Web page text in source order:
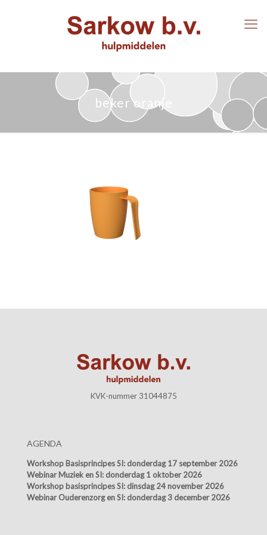
beker oranje
KVK-nummer 31044875
AGENDA
Workshop Basisprincipes SI: donderdag 17 september 2026
Webinar Muziek en SI: donderdag 1 oktober 2026
Workshop basisprincipes SI: dinsdag 24 november 2026
Webinar Ouderenzorg en SI: donderdag 3 december 2026